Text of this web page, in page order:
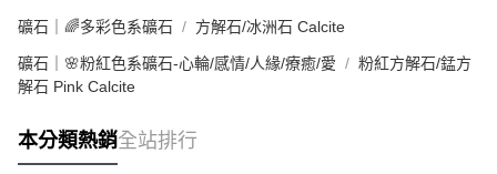
礦石｜🌈多彩色系礦石 方解石/冰洲石 Calcite
礦石｜🌸粉紅色系礦石-心輪/感情/人緣/療癒/愛
粉紅方解石/錳方
解石 Pink Calcite
本分類熱銷全站排行